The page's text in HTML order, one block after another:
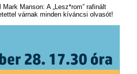
Manson: A „Lesz*rom” rafinált
várnak minden kíváncsi olvasót!